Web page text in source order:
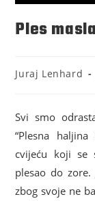
Ples
Juraj Lenhard
Svi smo
“Plesna
cvijeću koji se
plesao do zore.
zbog svoje ne